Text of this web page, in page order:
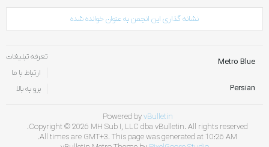
نشانه گذاری این انجمن به عنوان خوانده شده
Metro Blue
Persian
تعرفه تبلیغات
ارتباط با ما
برو به بالا
Powered byvBulletin
Copyright © 2026 MH Sub I, LLC dba vBulletin. All rights reserved.
All times are GMT+3. This page was generated at 10:26 AM.